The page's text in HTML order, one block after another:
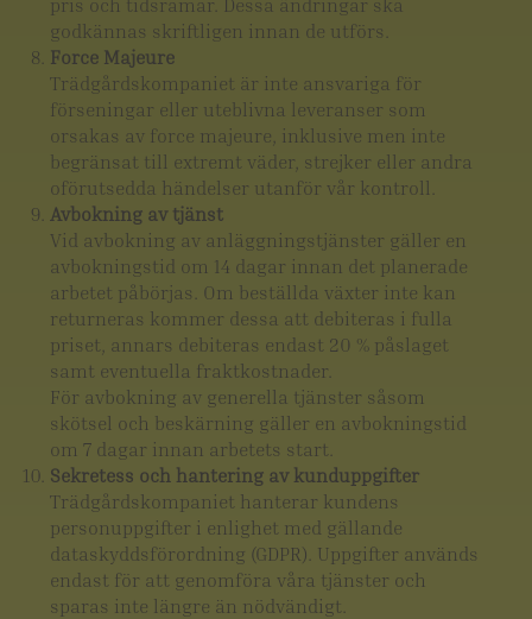
godkännas skriftligen innan de utförs.
Force Majeure
Trädgårdskompaniet är inte ansvariga för
förseningar eller uteblivna leveranser som
orsakas av force majeure, inklusive men inte
begränsat till extremt väder, strejker eller andra
oförutsedda händelser utanför vår kontroll.
Avbokning av tjänst
Vid avbokning av anläggningstjänster gäller en
avbokningstid om 14 dagar innan det planerade
arbetet påbörjas. Om beställda växter inte kan
returneras kommer dessa att debiteras i fulla
priset, annars debiteras endast 20 % påslaget
samt eventuella fraktkostnader.
För avbokning av generella tjänster såsom
skötsel och beskärning gäller en avbokningstid
om 7 dagar innan arbetets start.
Sekretess och hantering av kunduppgifter
Trädgårdskompaniet hanterar kundens
personuppgifter i enlighet med gällande
dataskyddsförordning (GDPR). Uppgifter används
endast för att genomföra våra tjänster och
sparas inte längre än nödvändigt.